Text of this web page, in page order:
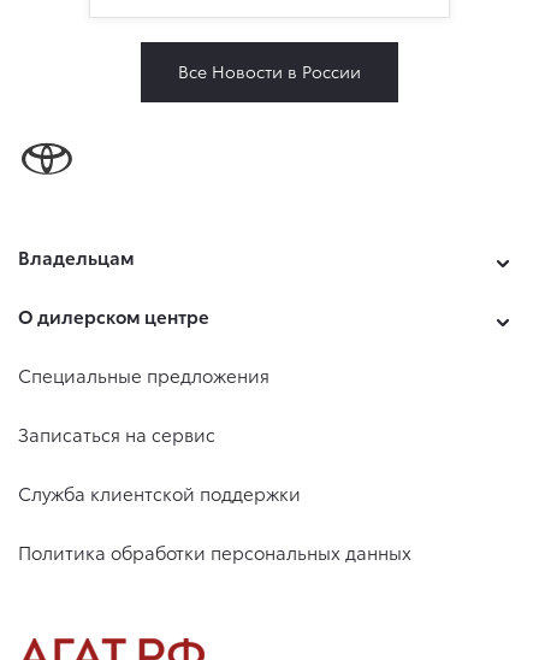
Все Новости в России
Владельцам
О дилерском центре
Специальные предложения
Записаться на сервис
Служба клиентской поддержки
Политика обработки персональных данных